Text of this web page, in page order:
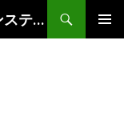
グローバルマクロ・リサーチ・インスティテュート